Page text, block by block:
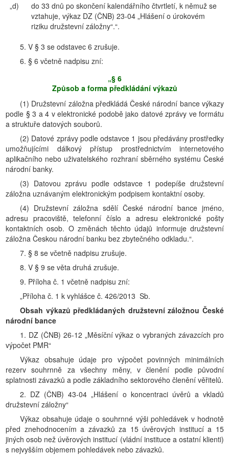
„d)
do 33 dnů po skončení kalendářního čtvrtletí, k němuž se
vztahuje, výkaz DZ (ČNB) 23-04 „Hlášení o úrokovém
riziku družstevní záložny“.“.
5. V § 3 se odstavec 6 zrušuje.
6. § 6 včetně nadpisu zní:
„§ 6
Způsob a forma předkládání výkazů
(1) Družstevní záložna předkládá České národní bance výkazy
podle § 3 a 4 v elektronické podobě jako datové zprávy ve formátu
a struktuře datových souborů.
(2) Datové zprávy podle odstavce 1 jsou předávány prostředky
umožňujícími dálkový přístup prostřednictvím internetového
aplikačního nebo uživatelského rozhraní sběrného systému České
národní banky.
(3) Datovou zprávu podle odstavce 1 podepíše družstevní
záložna uznávaným elektronickým podpisem kontaktní osoby.
(4) Družstevní záložna sdělí České národní bance jméno,
adresu pracoviště, telefonní číslo a adresu elektronické pošty
kontaktních osob. O změnách těchto údajů informuje družstevní
záložna Českou národní banku bez zbytečného odkladu.“.
7. § 8 se včetně nadpisu zrušuje.
8. V § 9 se věta druhá zrušuje.
9. Příloha č. 1 včetně nadpisu zní:
„Příloha č. 1 k vyhlášce č. 426/2013 Sb.
Obsah výkazů předkládaných družstevní záložnou České
národní bance
1. DZ (ČNB) 26-12 „Měsíční výkaz o vybraných závazcích pro
výpočet PMR“
Výkaz obsahuje údaje pro výpočet povinných minimálních
rezerv souhrnně za všechny měny, v členění podle původní
splatnosti závazků a podle základního sektorového členění věřitelů.
2. DZ (ČNB) 43-04 „Hlášení o koncentraci úvěrů a vkladů
družstevní záložny“
Výkaz obsahuje údaje o souhrnné výši pohledávek v hodnotě
před znehodnocením a závazků za 15 úvěrových institucí a 15
jiných osob než úvěrových institucí (vládní instituce a ostatní klienti)
s nejvyšším objemem pohledávek nebo závazků.